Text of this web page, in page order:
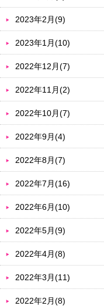
2023年2月(9)
2023年1月(10)
2022年12月(7)
2022年11月(2)
2022年10月(7)
2022年9月(4)
2022年8月(7)
2022年7月(16)
2022年6月(10)
2022年5月(9)
2022年4月(8)
2022年3月(11)
2022年2月(8)